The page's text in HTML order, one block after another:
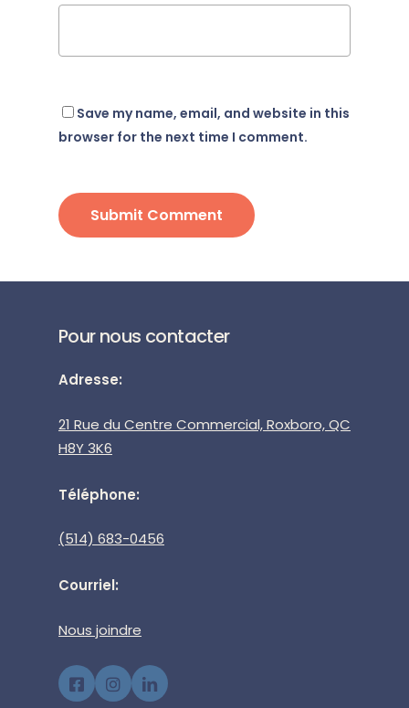
Save my name, email, and website in this
browser for the next time I comment.
Pour nous contacter
Adresse:
21 Rue du Centre Commercial, Roxboro, QC
H8Y 3K6
Téléphone:
(514) 683-0456
Courriel:
Nous joindre